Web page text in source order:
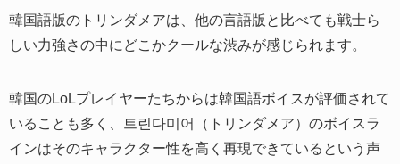
韓国語版のトリンダメアは、他の言語版と比べても戦士ら
しい力強さの中にどこかクールな渋みが感じられます。
韓国のLoLプレイヤーたちからは韓国語ボイスが評価されて
いることも多く、트린다미어（トリンダメア）のボイスラ
インはそのキャラクター性を高く再現できているという声